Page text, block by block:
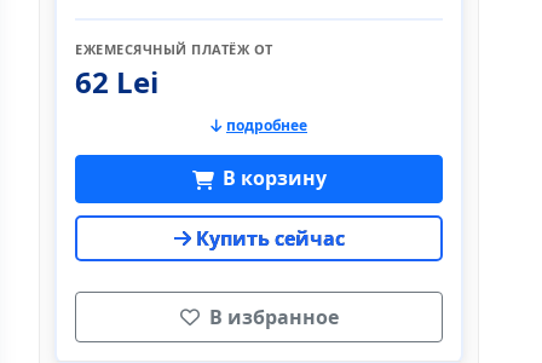
ЕЖЕМЕСЯЧНЫЙ ПЛАТЁЖ ОТ
62 Lei
подробнее
В корзину
Купить сейчас
В избранное